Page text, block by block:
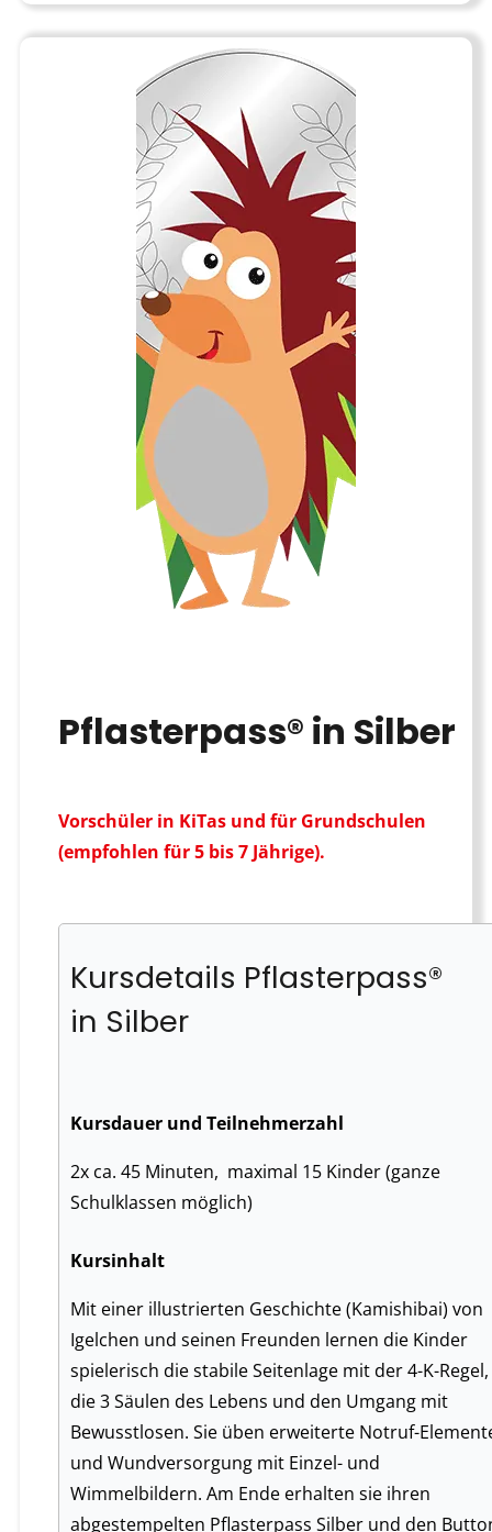
Pflasterpass® in Silber
Vorschüler in KiTas und für Grundschulen
(empfohlen für 5 bis 7 Jährige).
Kursdetails Pflasterpass®
in Silber
Kursdauer und Teilnehmerzahl
2x ca. 45 Minuten, maximal 15 Kinder (ganze
Schulklassen möglich)
Kursinhalt
Mit einer illustrierten Geschichte (Kamishibai) von
Igelchen und seinen Freunden lernen die Kinder
spielerisch die stabile Seitenlage mit der 4-K-Regel,
die 3 Säulen des Lebens und den Umgang mit
Bewusstlosen. Sie üben erweiterte Notruf-
und Wundversorgung mit Einzel- und
Wimmelbildern. Am Ende erhalten sie ihren
abgestempelten Pflasterpass Silber und den